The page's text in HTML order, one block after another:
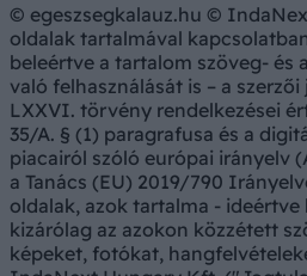
© egeszsegkalauz.hu ©
oldalak tartalmával
beleértve a tartalom szöveg- és
való felhasználását is – a
LXXVI. törvény rendelkezései
35/A. § (1) paragrafusa és a
piacairól szóló európai irányelv
a Tanács (EU) 2019/790
oldalak, azok tartalma -
kizárólag az azokon közzétett
képeket, fotókat,